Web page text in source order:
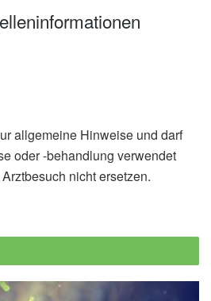
allgemeine Hinweise und darf
oder -behandlung verwendet
nicht ersetzen.